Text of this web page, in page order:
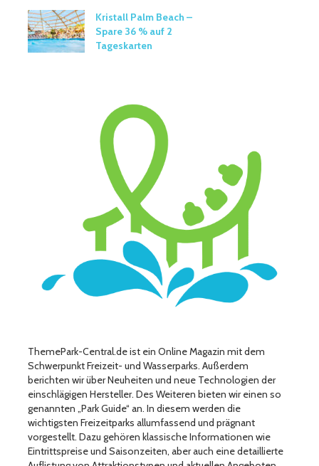
Kristall Palm Beach –
Spare 36 % auf 2
Tageskarten
ThemePark-Central.de ist ein Online Magazin mit dem
Schwerpunkt Freizeit- und Wasserparks. Außerdem
berichten wir über Neuheiten und neue Technologien der
einschlägigen Hersteller. Des Weiteren bieten wir einen so
genannten „Park Guide“ an. In diesem werden die
wichtigsten Freizeitparks allumfassend und prägnant
vorgestellt. Dazu gehören klassische Informationen wie
Eintrittspreise und Saisonzeiten, aber auch eine detaillierte